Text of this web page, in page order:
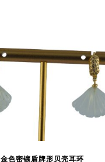
金色密镶盾牌形贝壳耳环